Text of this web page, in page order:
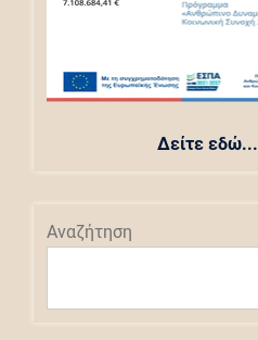
Δείτε εδώ...
Αναζήτηση